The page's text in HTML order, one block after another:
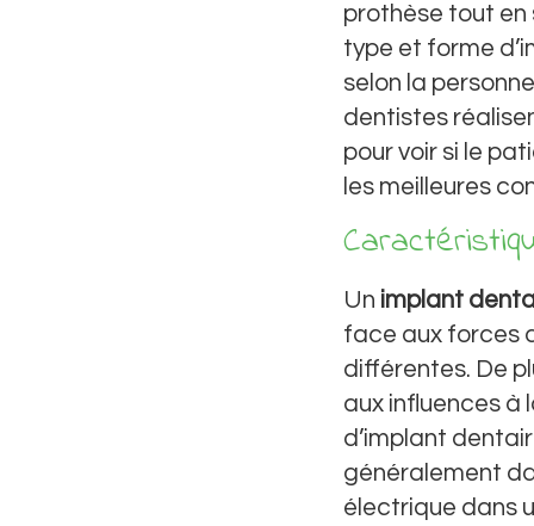
prothèse tout en
type et forme
selon la
dentistes
pour voir si le
les meilleures
Un implant
face aux forces
différentes. De
aux influences à
d’implant
généralement
électrique